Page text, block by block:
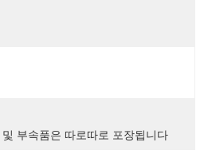
부속품은 따로따로 포장됩니다